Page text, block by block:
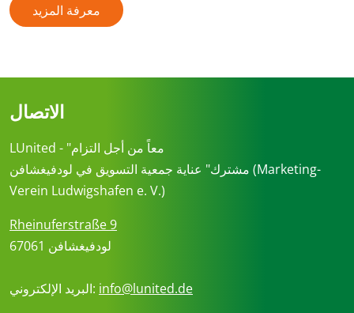
معرفة المزيد
الاتصال
LUnited - "معاً من أجل التزام
مشترك" عناية جمعية التسويق في لودفيغشافن (Marketing-
Verein Ludwigshafen e. V.)
Rheinuferstraße 9
67061 لودفيغشافن
البريد الإلكتروني: info@lunited.de